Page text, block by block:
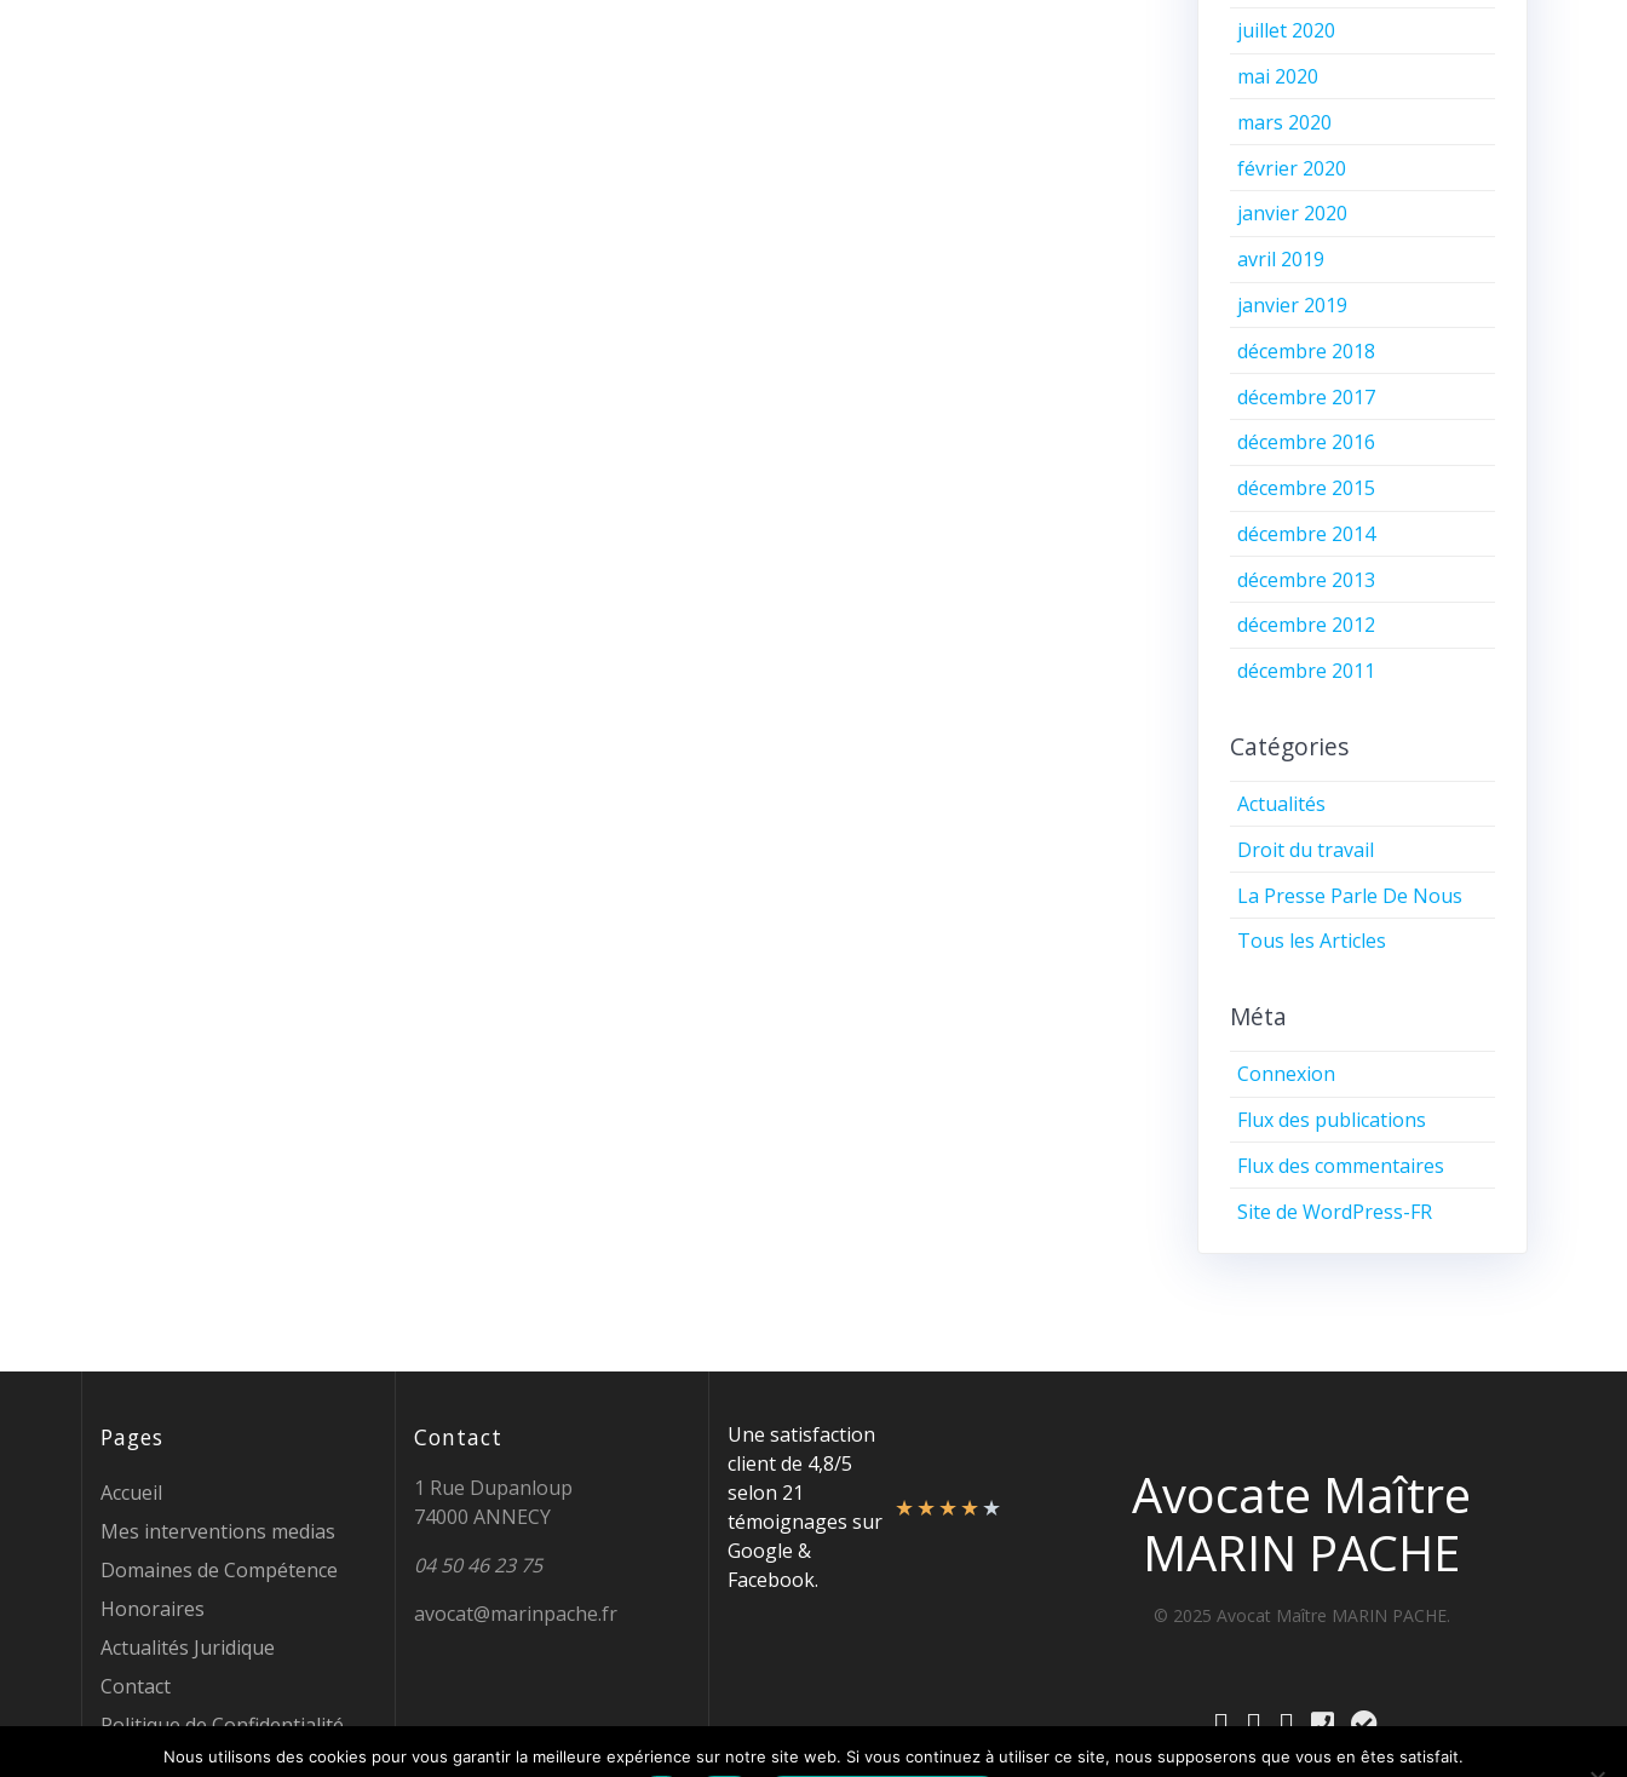
juillet 2020
mai 2020
mars 2020
février 2020
janvier 2020
avril 2019
janvier 2019
décembre 2018
décembre 2017
décembre 2016
décembre 2015
décembre 2014
décembre 2013
décembre 2012
décembre 2011
Catégories
Actualités
Droit du travail
La Presse Parle De Nous
Tous les Articles
Méta
Connexion
Flux des publications
Flux des commentaires
Site de WordPress-FR
Pages
Accueil
Mes interventions medias
Domaines de Compétence
Honoraires
Actualités Juridique
Contact
Politique de Confidentialité
Mentions Légales
Contact
1 Rue Dupanloup
74000 ANNECY
04 50 46 23 75
avocat@marinpache.fr
Une satisfaction
client de 4,8/5
selon 21
témoignages sur
Google &
Facebook.
★★★★★
Avocate Maître
MARIN PACHE
Nous utilisons des cookies pour vous garantir la meilleure expérience sur notre site web. Si vous continuez à utiliser ce site, nous supposerons que vous en êtes satisfait.